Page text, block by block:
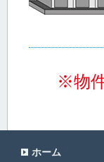
※物
ホーム